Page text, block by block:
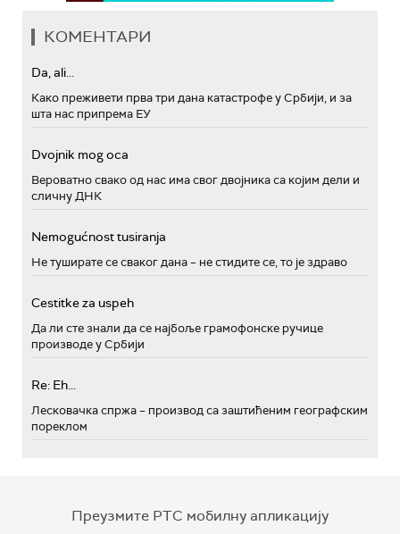
КОМЕНТАРИ
Da, ali...
Како преживети прва три дана катастрофе у Србији, и за
шта нас припрема ЕУ
Dvojnik mog oca
Вероватно свако од нас има свог двојника са којим дели и
сличну ДНК
Nemogućnost tusiranja
Не туширате се сваког дана – не стидите се, то је здраво
Cestitke za uspeh
Да ли сте знали да се најбоље грамофонске ручице
производе у Србији
Re: Eh...
Лесковачка спржа – производ са заштићеним географским
пореклом
Преузмите РТС мобилну апликацију